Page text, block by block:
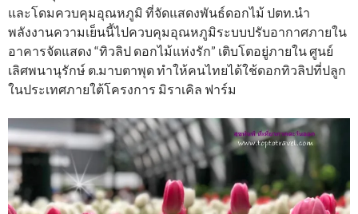
และโดมควบคุมอุณหภูมิ ที่จัดแสดงพันธ์ดอกไม้ ปตท.นำ
พลังงานความเย็นนี้ไปควบคุมอุณหภูมิระบบปรับอากาศภายใน
อาคารจัดแสดง “ทิวลิป ดอกไม้แห่งรัก” เติบโตอยู่ภายใน ศูนย์
เลิศพนานุรักษ์ ต.มาบตาพุด ทำให้คนไทยได้ใช้ดอกทิวลิปที่ปลูก
ในประเทศภายใต้โครงการ มิราเคิล ฟาร์ม